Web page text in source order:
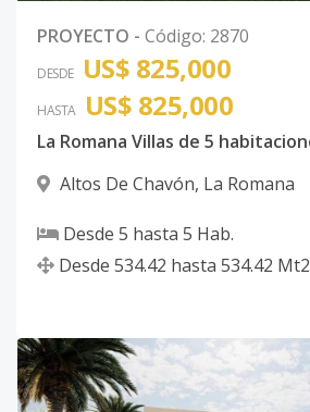
PROYECTO - Código: 2870
DESDE US$ 825,000
HASTA US$ 825,000
Altos De Chavón, La Romana
Desde 5 hasta 5 Hab.
Desde 534.42 hasta 534.42 Mt2